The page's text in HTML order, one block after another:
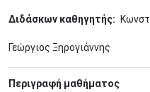
Διδάσκων καθηγητής
Γεώργιος Ξηρογιάννης
Περιγραφή μαθήματος